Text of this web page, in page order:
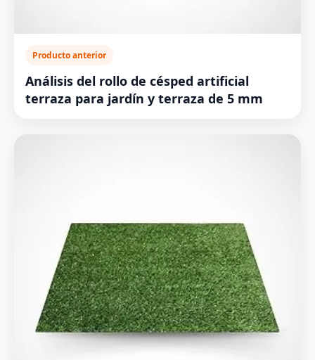
Producto anterior
Análisis del rollo de césped artificial
terraza para jardín y terraza de 5 mm